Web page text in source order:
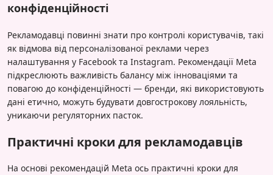
конфіденційності
Рекламодавці повинні знати про контролі користувачів, такі
як відмова від персоналізованої реклами через
налаштування у Facebook та Instagram. Рекомендації Meta
підкреслюють важливість балансу між інноваціями та
повагою до конфіденційності — бренди, які використовують
дані етично, можуть будувати довгострокову лояльність,
уникаючи регуляторних пасток.
Практичні кроки для рекламодавців
На основі рекомендацій Meta ось практичні кроки для